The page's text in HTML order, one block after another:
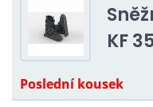
KF
Poslední kousek